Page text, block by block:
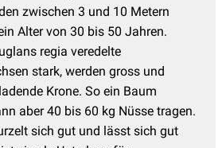
zwischen 3 und 10 Metern
Alter von 30 bis 50 Jahren.
regia veredelte
stark, werden gross und
Krone. So ein Baum
aber 40 bis 60 kg Nüsse tragen.
sich gut und lässt sich gut